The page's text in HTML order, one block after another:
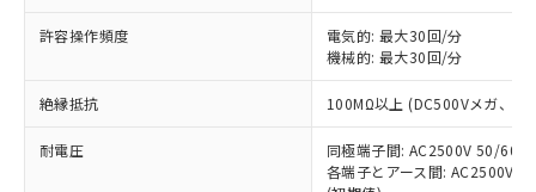
許容操作頻度
電気的: 最大30回/分
機械的: 最大30回/分
絶縁抵抗 100MΩ以上 (DC500Vメガ、点
耐電圧
同極端子間: AC2500V 50/
各端子とアース間: AC2500V
ことをご了承ください。
在庫状況および標準価格照会結果は、
記載している更新日時点での社内デー
タに基づき作成されるものであり、閲
覧された時点での実際の在庫および標
準価格とは異なる場合があることをご
仕入先様の事情により、非含有部品として
いたものが、含有品と判明した場合などや
むを得ず変更することがあります。
*EU RoHS指令（10物質）：
鉛(Pb) 1000ppm以下、 水銀(Hg) 1000ppm以下、 カド
六価クロム(Cr(Ⅵ)) 1000ppm以下、ポリ臭化ビフェニル
類(PBB) 1000ppm以下、ポリ臭化ジフェニルエーテル類
「×」：最大均質材料含有率が中国RoHSの
基準値を超えていることを示します。
「－」：未確認です。当社販売部門へお問
*中国RoHS10物質の基準値 (GB/T26572)：
Pb(鉛) :1000ppm、 Hg(水銀) : 1000ppm、 Cd(カドミウ
Cr(Ⅵ)(六価クロム) : 1000ppm、 PBBs(ポリ臭化ビフェ
当社は、これら貴社製品のうち、外国
為替および外国貿易法に定める商品
または国外への提供する場合は、日本
国政府の輸出許可(または役務取引許
可)を取得するなどの必要な手続きを